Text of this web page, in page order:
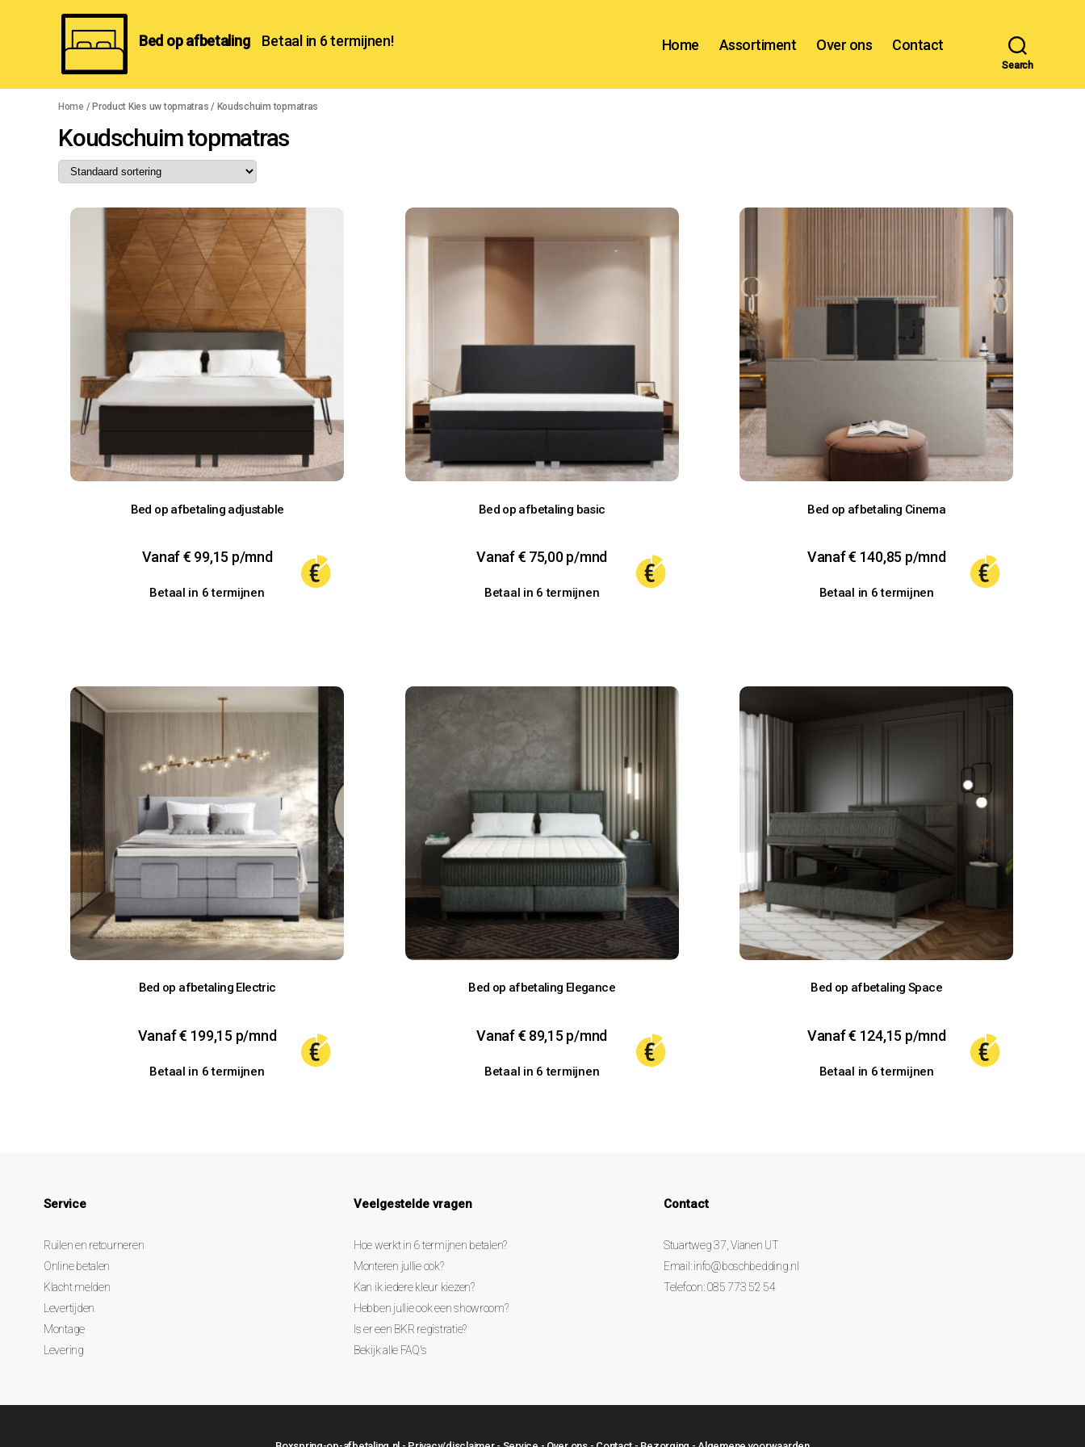
Bed
op
Bed op afbetaling Betaal in 6 termijnen! Home Assortiment Over ons Contact
Search
Home / Product Kies uw topmatras / Koudschuim topmatras
Koudschuim topmatras
Bed op afbetaling adjustable
Vanaf€ 99,15 p/mnd
Betaal in 6 termijnen
Bed op afbetaling basic
Vanaf€ 75,00p/mnd
Betaal in 6 termijnen
Bed op afbetaling Cinema
Vanaf€ 140,85 p/mnd
Betaal in 6 termijnen
Bed op afbetaling Electric
Vanaf€ 199,15p/mnd
Betaal in 6 termijnen
Bed op afbetaling Elegance
Vanaf€ 89,15p/mnd
Betaal in 6 termijnen
Bed op afbetaling Space
Vanaf€ 124,15 p/mnd
Betaal in 6 termijnen
Service
Ruilen en retourneren
Online betalen
Klacht melden
Levertijden
Montage
Levering
Veelgestelde vragen
Hoe werkt in 6 termijnen betalen?
Monteren jullie ook?
Kan ik iedere kleur kiezen?
Hebben jullie ook een showroom?
Is er een BKR registratie?
Bekijk alle FAQ's
Contact
Stuartweg 37, Vianen UT
Email:info@boschbedding.nl
Telefoon: 085 773 52 54